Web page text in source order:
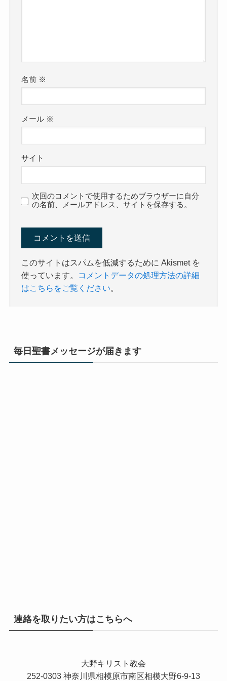
名前 ※
メール ※
サイト
次回のコメントで使用するためブラウザーに自分
の名前、メールアドレス、サイトを保存する。
このサイトはスパムを低減するために Akismet を
使っています。
コメントデータの処理方法の詳細
はこちらをご覧ください。
毎日聖書メッセージが届きます
連絡を取りたい方はこちらへ
大野キリスト教会
252-0303 神奈川県相模原市南区相模大野6-9-13